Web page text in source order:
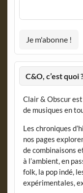
C&O, c’est quoi
Clair & Obscur
de musiques en
Les chroniques
nos pages
de combinaisons
à l’ambient, en
folk, la pop indé,
expérimentales,